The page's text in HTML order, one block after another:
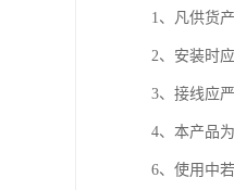
1、凡供货
2、安装时
3、接线应
4、本产品
6、使用中